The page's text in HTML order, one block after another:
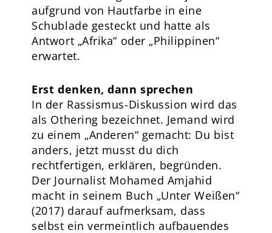
aufgrund von Hautfarbe in eine
Schublade gesteckt und hatte als
Antwort „Afrika“ oder „Philippinen“
erwartet.
Erst denken, dann sprechen
In der Rassismus-Diskussion wird das
als Othering bezeichnet. Jemand wird
zu einem „Anderen“ gemacht: Du bist
anders, jetzt musst du dich
rechtfertigen, erklären, begründen.
Der Journalist Mohamed Amjahid
macht in seinem Buch „Unter Weißen“
(2017) darauf aufmerksam, dass
selbst ein vermeintlich aufbauendes